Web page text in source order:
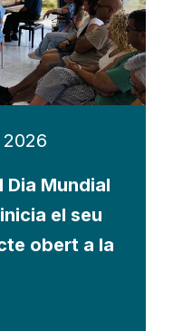
Dia Mundial
el seu
obert a la